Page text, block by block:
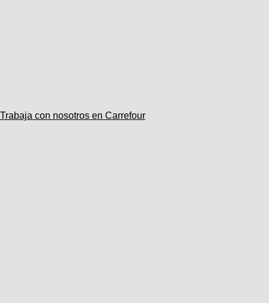
Trabaja con nosotros en Carrefour